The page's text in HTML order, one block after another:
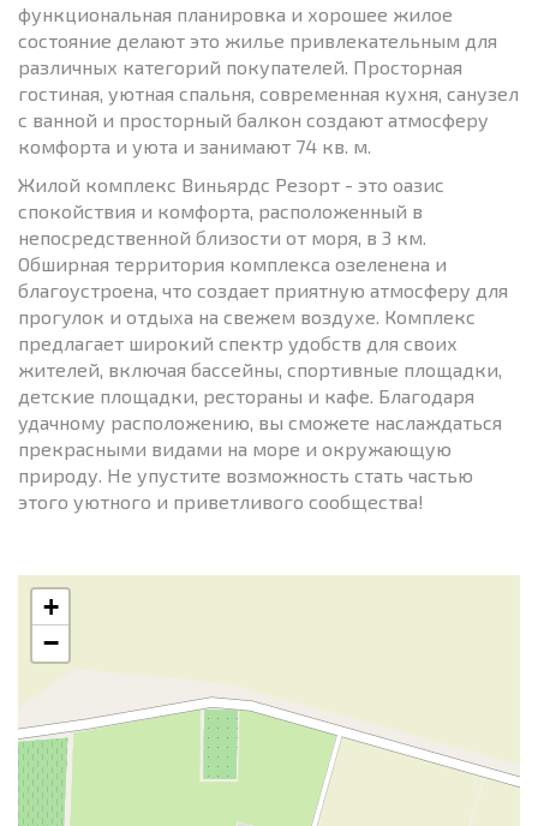
функциональная планировка и хорошее жилое
состояние делают это жилье привлекательным для
различных категорий покупателей. Просторная
гостиная, уютная спальня, современная кухня, санузел
с ванной и просторный балкон создают атмосферу
комфорта и уюта и занимают 74 кв. м.
Жилой комплекс Виньярдс Резорт - это оазис
спокойствия и комфорта, расположенный в
непосредственной близости от моря, в 3 км.
Обширная территория комплекса озеленена и
благоустроена, что создает приятную атмосферу для
прогулок и отдыха на свежем воздухе. Комплекс
предлагает широкий спектр удобств для своих
жителей, включая бассейны, спортивные площадки,
детские площадки, рестораны и кафе. Благодаря
удачному расположению, вы сможете наслаждаться
прекрасными видами на море и окружающую
природу. Не упустите возможность стать частью
этого уютного и приветливого сообщества!
+
−